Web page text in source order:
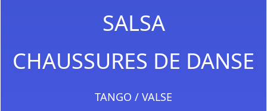
SALSA
CHAUSSURES DE DANSE
TANGO / VALSE